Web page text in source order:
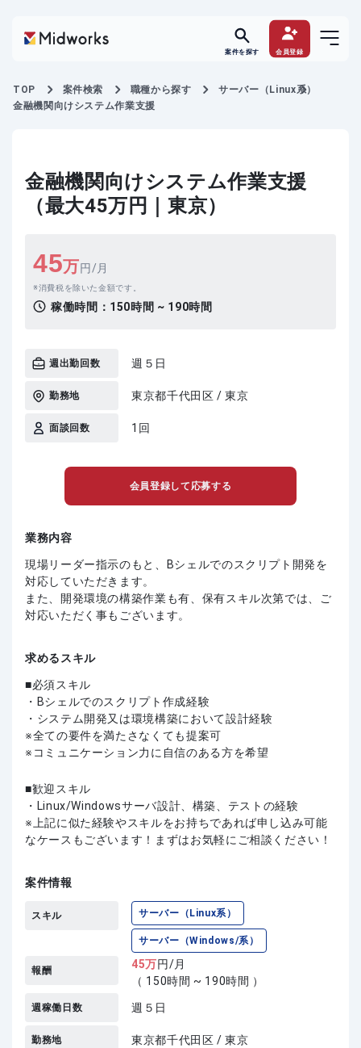
案件を探す 会員登録
TOP 案件検索 職種から探す
サーバー（Linux系）
金融機関向けシステム作業支援
金融機関向けシステム作業支援
（最大45万円｜東京）
45万円/月
消費税を除いた金額です。
稼働時間： 150時間 ~ 190時間
週出勤回数 週５日
勤務地 東京都千代田区 / 東京
面談回数 1回
会員登録して応募する
業務内容
現場リーダー指示のもと、Bシェルでのスクリプト開発を
対応していただきます。
また、開発環境の構築作業も有、保有スキル次第では、ご
対応いただく事もございます。
求めるスキル
必須スキル
・Bシェルでのスクリプト作成経験
・システム開発又は環境構築において設計経験
※全ての要件を満たさなくても提案可
※コミュニケーション力に自信のある方を希望
歓迎スキル
・Linux/Windowsサーバ設計、構築、テストの経験
上記に似た経験やスキルをお持ちであれば申し込み可能
なケースもございます！まずはお気軽にご相談ください！
案件情報
スキル サーバー（Linux系）
サーバー（Windows/系）
報酬 45万円/月
（ 150時間 ~ 190時間 ）
週稼働日数 週５日
勤務地 東京都千代田区 / 東京